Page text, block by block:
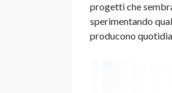
progetti che
sperimentando
producono